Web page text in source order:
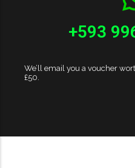
+593
We’ll email you a voucher
£50.